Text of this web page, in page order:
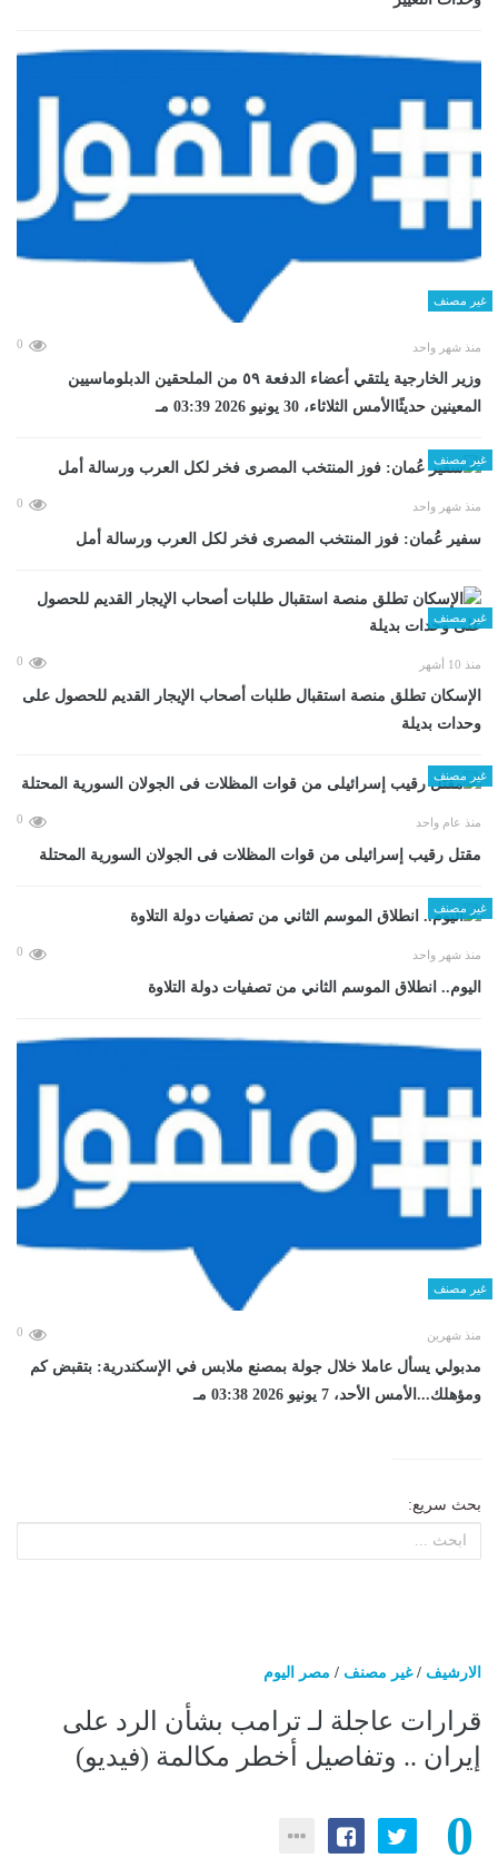
غير مصنف
منذ شهر واحد 0
وزير الخارجية يلتقي أعضاء الدفعة ٥٩ من الملحقين الدبلوماسيين
المعينين حديثًاالأمس الثلاثاء، 30 يونيو 2026 03:39 مـ
غير مصنف
منذ شهر واحد 0
سفير عُمان: فوز المنتخب المصرى فخر لكل العرب ورسالة أمل
غير مصنف
منذ 10 أشهر 0
الإسكان تطلق منصة استقبال طلبات أصحاب الإيجار القديم للحصول على
وحدات بديلة
غير مصنف
منذ عام واحد 0
مقتل رقيب إسرائيلى من قوات المظلات فى الجولان السورية المحتلة
غير مصنف
منذ شهر واحد 0
اليوم.. انطلاق الموسم الثاني من تصفيات دولة التلاوة
غير مصنف
منذ شهرين 0
مدبولي يسأل عاملا خلال جولة بمصنع ملابس في الإسكندرية: بتقبض كم
ومؤهلك...الأمس الأحد، 7 يونيو 2026 03:38 مـ
بحث سريع:
الارشيف /غير مصنف / مصر اليوم
قرارات عاجلة لـ ترامب بشأن الرد على
إيران .. وتفاصيل أخطر مكالمة (فيديو)
0